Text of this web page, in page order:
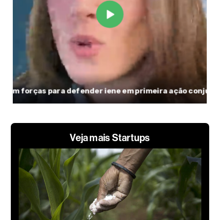
Veja mais Startups